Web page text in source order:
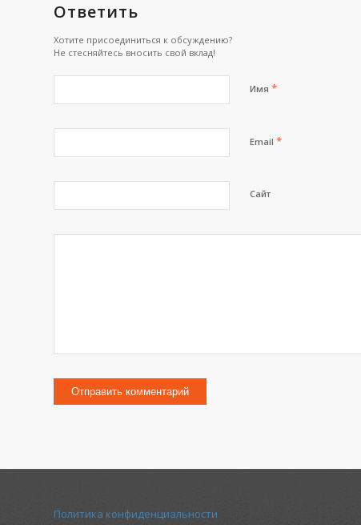
Ответить
Хотите присоединиться к обсуждению?
Не стесняйтесь вносить свой вклад!
Имя *
Email *
Сайт
Политика конфиденциальности